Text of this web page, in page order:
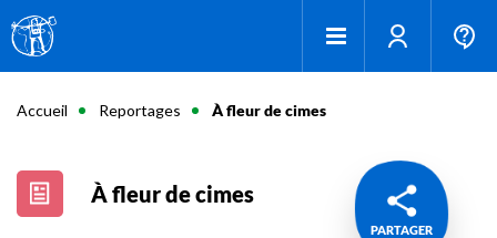
Accueil Reportages À fleur de cimes
PARTAGER
À fleur de cimes